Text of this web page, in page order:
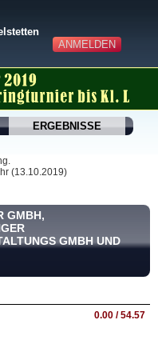
ANMELDEN
ERGEBNISSE
(13.10.2019)
GMBH,
GMBH UND
0.00 / 54.57